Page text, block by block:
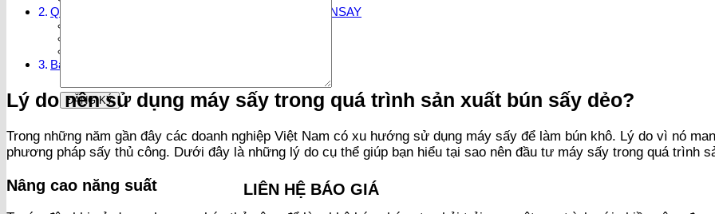
LIÊN HỆ BÁO GIÁ
Quy trình chuẩn làm bún sấy dẻo cùng công nghệ SUNSAY
Bài viết liên quan:
Lý do nên sử dụng máy sấy trong quá trình sản xuất bún sấy dẻo?
Trong những năm gần đây các doanh nghiệp Việt Nam có xu hướng sử dụng máy sấy để làm bún khô. Lý do vì nó
phương pháp sấy thủ công. Dưới đây là những lý do cụ thể giúp bạn hiểu tại sao nên đầu tư máy sấy trong quá trình
Nâng cao năng suất